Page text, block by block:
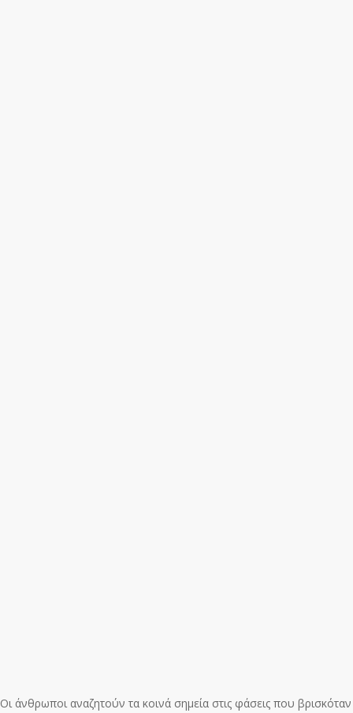
Οι άνθρωποι αναζητούν τα κοινά σημεία στις φάσεις που βρισκόταν